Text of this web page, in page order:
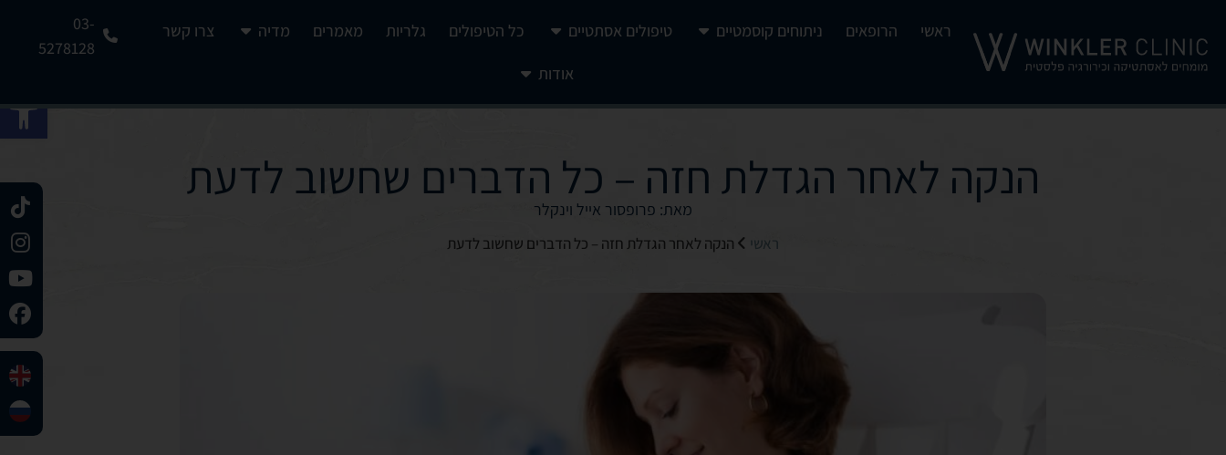
ראשי הרופאים ניתוחים קוסמטיים טיפולים אסתטיים כל הטיפולים גלריות מאמרים מדיה צרו קשר
אודות
03-
5278128
הנקה לאחר הגדלת חזה – כל הדברים שחשוב לדעת
מאת: פרופסור אייל וינקלר
ראשי הנקה לאחר הגדלת חזה – כל הדברים שחשוב לדעת